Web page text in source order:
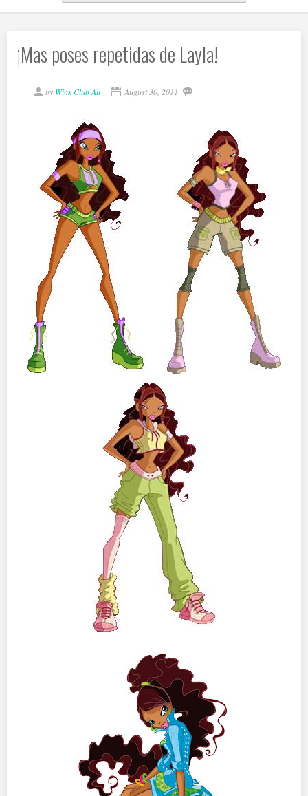
¡Mas poses repetidas de Layla!
by Winx Club All August 30, 2011